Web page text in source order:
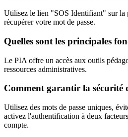
Utilisez le lien "SOS Identifiant" sur la
récupérer votre mot de passe.
Quelles sont les principales
Le PIA offre un accès aux outils
ressources administratives.
Comment garantir la sécurité
Utilisez des mots de passe uniques,
activez l'authentification à deux
compte.